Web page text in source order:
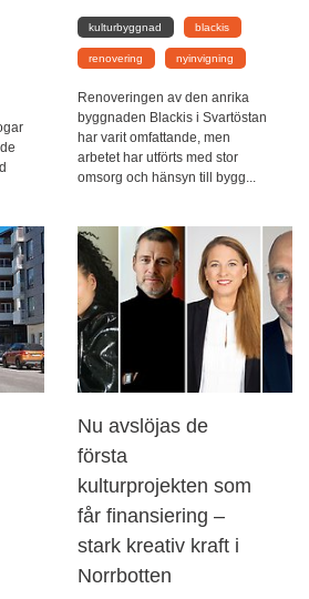
kulturbyggnad blackis
renovering nyinvigning
Renoveringen av den anrika
byggnaden Blackis i Svartöstan
har varit omfattande, men
arbetet har utförts med stor
omsorg och hänsyn till bygg...
Nu avslöjas de
första
kulturprojekten som
får finansiering –
stark kreativ kraft i
Norrbotten